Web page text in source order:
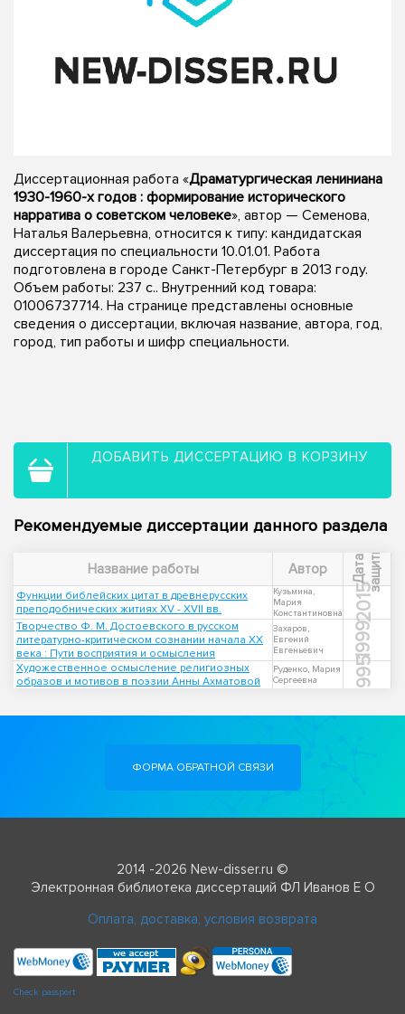
Диссертационная работа «Драматургическая лениниана
1930-1960-х годов : формирование исторического
нарратива о советском человеке», автор — Семенова,
Наталья Валерьевна, относится к типу: кандидатская
диссертация по специальности 10.01.01. Работа
подготовлена в городе Санкт-Петербург в 2013 году.
Объем работы: 237 с.. Внутренний код товара:
01006737714. На странице представлены основные
сведения о диссертации, включая название, автора, год,
город, тип работы и шифр специальности.
ДОБАВИТЬ ДИССЕРТАЦИЮ В КОРЗИНУ
Рекомендуемые диссертации данного раздела
Название работы Автор Д
а
т
а
з
а
щ
и
ты
Функции библейских цитат в древнерусских
преподобнических житиях XV - XVII вв.
Кузьмина,
Мария
Константиновна
2015
Творчество Ф. М. Достоевского в русском
литературно-критическом сознании начала ХХ
века : Пути восприятия и осмысления
Захаров,
Евгений
Евгеньевич
1999
Художественное осмысление религиозных
образов и мотивов в поэзии Анны Ахматовой
Руденко, Мария
Сергеевна
1995
ФОРМА ОБРАТНОЙ СВЯЗИ
2014 -2026 New-disser.ru ©
Электронная библиотека диссертаций ФЛ Иванов Е О
Оплата, доставка, условия возврата
Check passport